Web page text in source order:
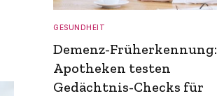
GESUNDHEIT
Demenz-Früherkennung:
Apotheken testen
Gedächtnis-Checks für